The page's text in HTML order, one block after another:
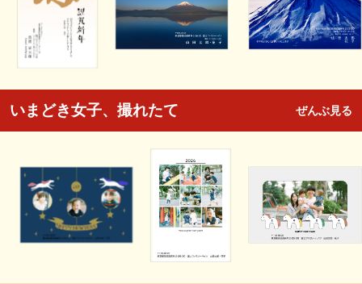
いまどき女子、撮れたて ぜんぶ見る